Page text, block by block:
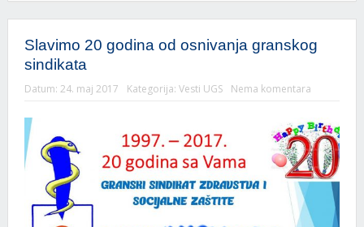
Slavimo 20 godina od osnivanja granskog
sindikata
Datum: 24. maj 2017 Kategorija: Vesti UGS Nema komentara